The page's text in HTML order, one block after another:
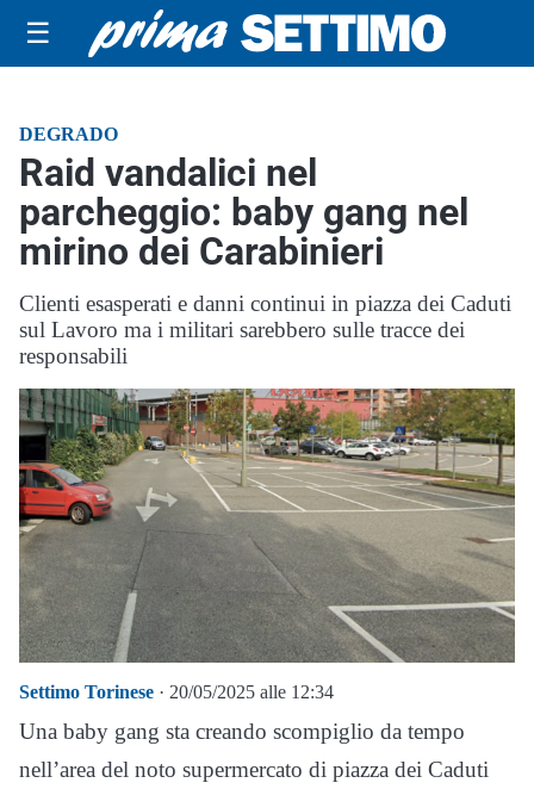
☰
DEGRADO
Raid vandalici nel
parcheggio: baby gang nel
mirino dei Carabinieri
Clienti esasperati e danni continui in piazza dei Caduti
sul Lavoro ma i militari sarebbero sulle tracce dei
responsabili
Settimo Torinese · 20/05/2025 alle 12:34
Una baby gang sta creando scompiglio da tempo
nell’area del noto supermercato di piazza dei Caduti